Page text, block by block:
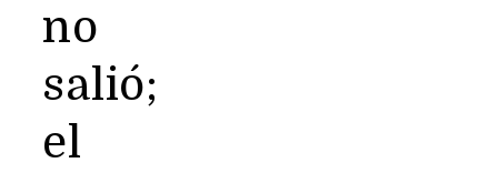
no
salió;
el